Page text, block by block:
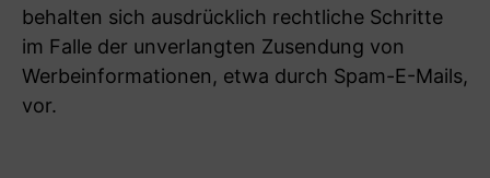
behalten sich ausdrücklich rechtliche Schritte
im Falle der unverlangten Zusendung von
Werbeinformationen, etwa durch Spam-E-Mails,
vor.